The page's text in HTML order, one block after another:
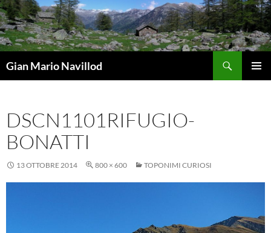
Vai
al
contenuto
Gian Mario Navillod
DSCN1101RIFUGIO-
BONATTI
13 OTTOBRE 2014 800 × 600 TOPONIMI CURIOSI